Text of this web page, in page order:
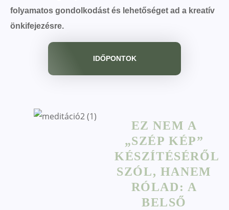
folyamatos gondolkodást és lehetőséget ad a kreatív
önkifejezésre.
IDŐPONTOK
EZ NEM A
„SZÉP KÉP”
KÉSZÍTÉSÉRŐL
SZÓL, HANEM
RÓLAD: A
BELSŐ